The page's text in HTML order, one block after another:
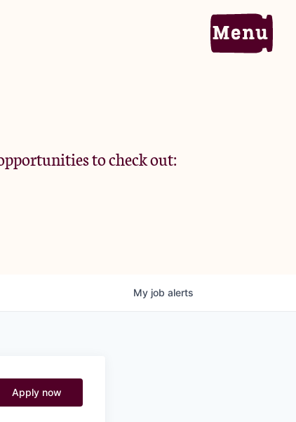
Portfolio
Criteria
Jobs
to check out:
My job alerts
Apply now